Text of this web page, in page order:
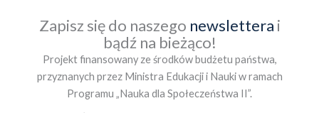
Zapisz się do naszego newslettera i
bądź na bieżąco!
Projekt finansowany ze środków budżetu państwa,
przyznanych przez Ministra Edukacji i Nauki w ramach
Programu „Nauka dla Społeczeństwa II”.